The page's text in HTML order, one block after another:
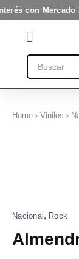
con Mercado
Ir
al
Flyout
Menu
Search
Home › Vinilos ›
Nacional, Rock